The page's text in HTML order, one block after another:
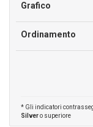
Grafico
Ordinamento
* Gli indicatori
Silvero superiore